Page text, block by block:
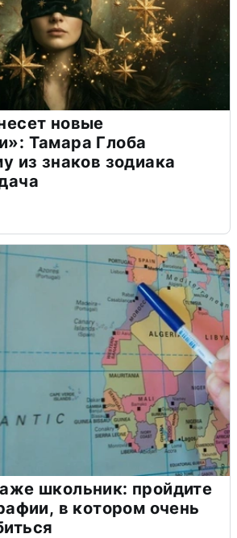
новые
Тамара Глоба
из знаков зодиака
школьник: пройдите
в котором очень